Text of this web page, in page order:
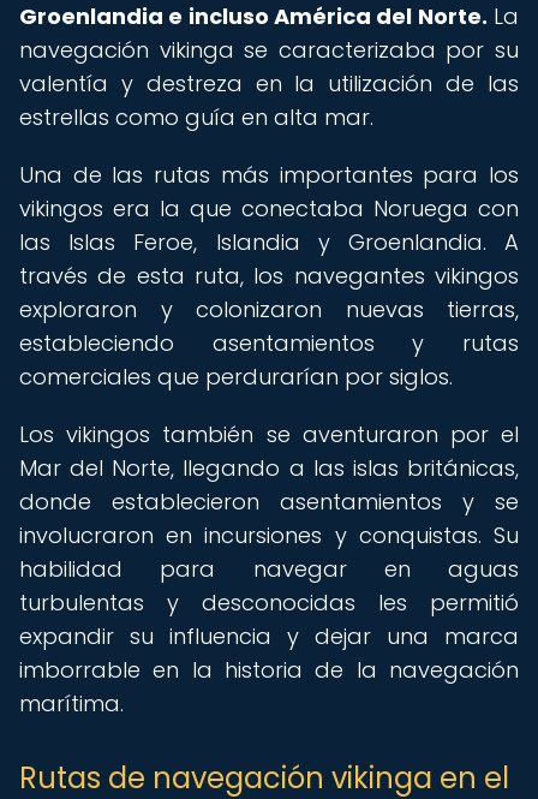
Groenlandia e incluso América del Norte. La
navegación vikinga se caracterizaba por su
valentía y destreza en la utilización de las
estrellas como guía en alta mar.
Una de las rutas más importantes para los
vikingos era la que conectaba Noruega con
las Islas Feroe, Islandia y Groenlandia. A
través de esta ruta, los navegantes vikingos
exploraron y colonizaron nuevas tierras,
estableciendo asentamientos y rutas
comerciales que perdurarían por siglos.
Los vikingos también se aventuraron por el
Mar del Norte, llegando a las islas británicas,
donde establecieron asentamientos y se
involucraron en incursiones y conquistas. Su
habilidad para navegar en aguas
turbulentas y desconocidas les permitió
expandir su influencia y dejar una marca
imborrable en la historia de la navegación
marítima.
Rutas de navegación vikinga en el